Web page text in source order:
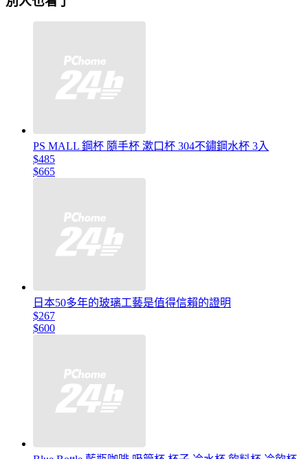
PS MALL 鋼杯 隨手杯 漱口杯 304不鏽鋼水杯 3入
$485
$665
日本50多年的玻璃工藝是值得信賴的證明
$267
$600